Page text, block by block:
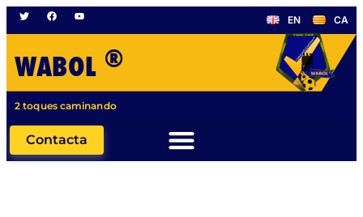
EN CA
WABOL ®
2 toques caminando
Contacta